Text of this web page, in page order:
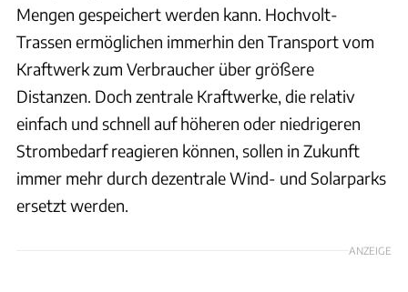
Mengen gespeichert werden kann. Hochvolt-
Trassen ermöglichen immerhin den Transport vom
Kraftwerk zum Verbraucher über größere
Distanzen. Doch zentrale Kraftwerke, die relativ
einfach und schnell auf höheren oder niedrigeren
Strombedarf reagieren können, sollen in Zukunft
immer mehr durch dezentrale Wind- und Solarparks
ersetzt werden.
ANZEIGE